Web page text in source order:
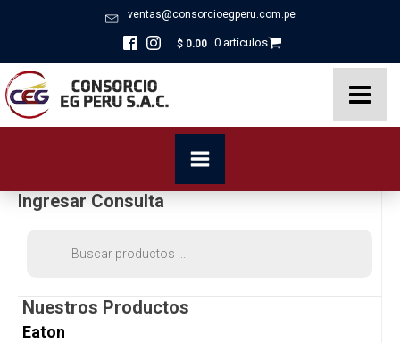
ventas@consorcioegperu.com.pe
$ 0.00 0 artículos
Ingresar Consulta
Nuestros Productos
Eaton